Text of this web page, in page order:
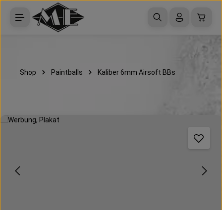
Zum Hauptinhalt springen
Shop Paintballs Kaliber 6mm Airsoft BBs
Bildergalerie überspringen